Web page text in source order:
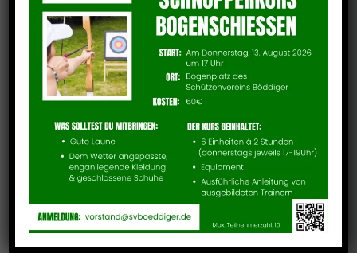
Als Nachtrag zu unserem Bericht über den
diesjährigen deutschen Schulvergleich und
den Shooty Cup Bogen hier noch ein Bericht
(Link:Bericht Schulvergleich
) von Lutz Berger
und Wolfang Pippert.
Vielen Dank.